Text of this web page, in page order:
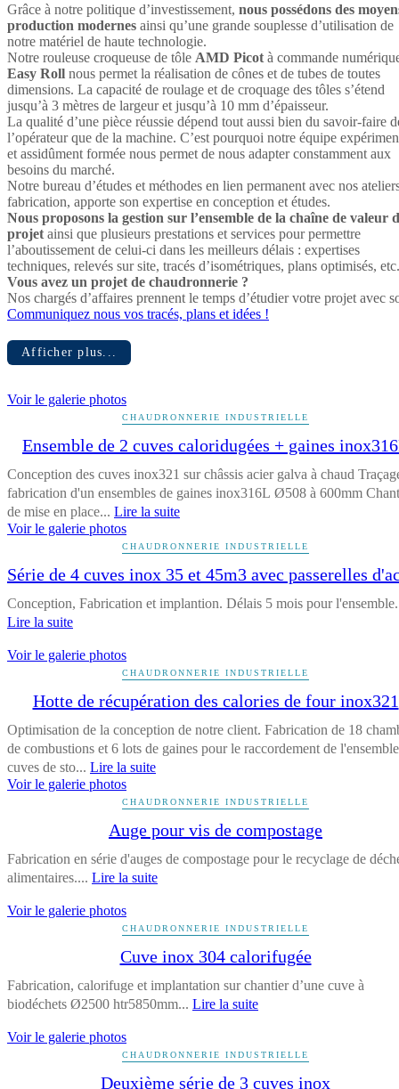
Grâce à notre politique d’investissement, nous possédons des
production modernes ainsi qu’une grande souplesse d’utilisation de
notre matériel de haute technologie.
Notre rouleuse croqueuse de tôle AMD Picot à commande
Easy Roll nous permet la réalisation de cônes et de tubes de toutes
dimensions. La capacité de roulage et de croquage des tôles s’étend
jusqu’à 3 mètres de largeur et jusqu’à 10 mm d’épaisseur.
La qualité d’une pièce réussie dépend tout aussi bien du savoir-faire
l’opérateur que de la machine. C’est pourquoi notre équipe
et assidûment formée nous permet de nous adapter constamment aux
besoins du marché.
Notre bureau d’études et méthodes en lien permanent avec nos
fabrication, apporte son expertise en conception et études.
Nous proposons la gestion sur l’ensemble de la chaîne de valeur
projet ainsi que plusieurs prestations et services pour permettre
l’aboutissement de celui-ci dans les meilleurs délais : expertises
techniques, relevés sur site, tracés d’isométriques, plans optimisés, etc.
Vous avez un projet de chaudronnerie ?
Nos chargés d’affaires prennent le temps d’étudier votre projet avec
Communiquez nous vos tracés, plans et idées !
Afficher plus...
Voir le galerie photos
CHAUDRONNERIE INDUSTRIELLE
Ensemble de 2 cuves caloridugées + gaines
Conception des cuves inox321 sur châssis acier galva à chaud
fabrication d'un ensembles de gaines inox316L Ø508 à 600mm
de mise en place... Lire la suite
Voir le galerie photos
CHAUDRONNERIE INDUSTRIELLE
Série de 4 cuves inox 35 et 45m3 avec passerelles
Conception, Fabrication et implantion. Délais 5 mois pour
Lire la suite
Voir le galerie photos
CHAUDRONNERIE INDUSTRIELLE
Hotte de récupération des calories de four inox321
Optimisation de la conception de notre client. Fabrication de 18
de combustions et 6 lots de gaines pour le raccordement de
cuves de sto... Lire la suite
Voir le galerie photos
CHAUDRONNERIE INDUSTRIELLE
Auge pour vis de compostage
Fabrication en série d'auges de compostage pour le recyclage de
alimentaires.... Lire la suite
Voir le galerie photos
CHAUDRONNERIE INDUSTRIELLE
Cuve inox 304 calorifugée
Fabrication, calorifuge et implantation sur chantier d’une cuve à
biodéchets Ø2500 htr5850mm... Lire la suite
Voir le galerie photos
CHAUDRONNERIE INDUSTRIELLE
Deuxième série de 3 cuves inox